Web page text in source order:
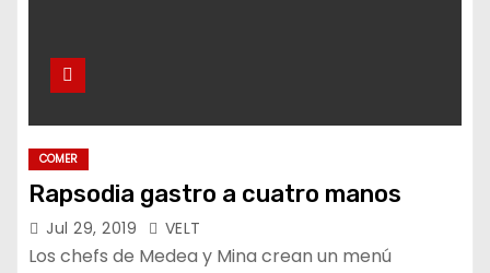
COMER
Rapsodia gastro a cuatro manos
Jul 29, 2019 VELT
Los chefs de Medea y Mina crean un menú